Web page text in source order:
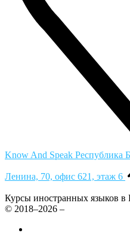
Know And Speak Республика
Ленина, 70, офис 621, этаж 6
Курсы иностранных языков в
© 2018–2026 –